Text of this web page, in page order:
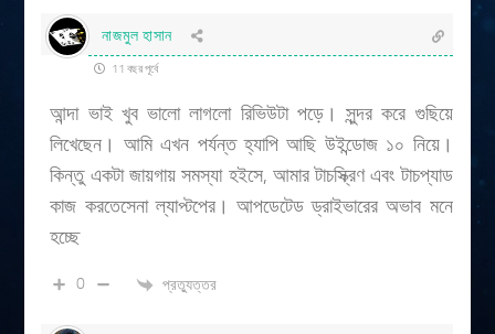
নাজমুল হাসান
11 বছর পূর্বে
আন্দা ভাই খুব ভালো লাগলো রিভিউটা পড়ে। সুন্দর করে গুছিয়ে
লিখেছেন। আমি এখন পর্যন্ত হ্যাপি আছি উইন্ডোজ ১০ নিয়ে।
কিন্তু একটা জায়গায় সমস্যা হইসে, আমার টাচস্ক্রিণ এবং টাচপ্যাড
কাজ করতেসেনা ল্যাপ্টপের। আপডেটেড ড্রাইভারের অভাব মনে
হচ্ছে
0 প্রত্যুত্তর